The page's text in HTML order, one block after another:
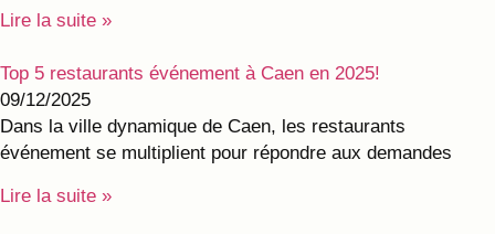
Lire la suite »
Top 5 restaurants événement à Caen en 2025!
09/12/2025
Dans la ville dynamique de Caen, les restaurants
événement se multiplient pour répondre aux demandes
Lire la suite »